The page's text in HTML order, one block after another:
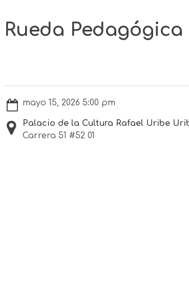
Rueda
mayo 15, 2026 5:00 pm
Palacio de la Cultura Rafael Uribe
Carrera 51 #52 01